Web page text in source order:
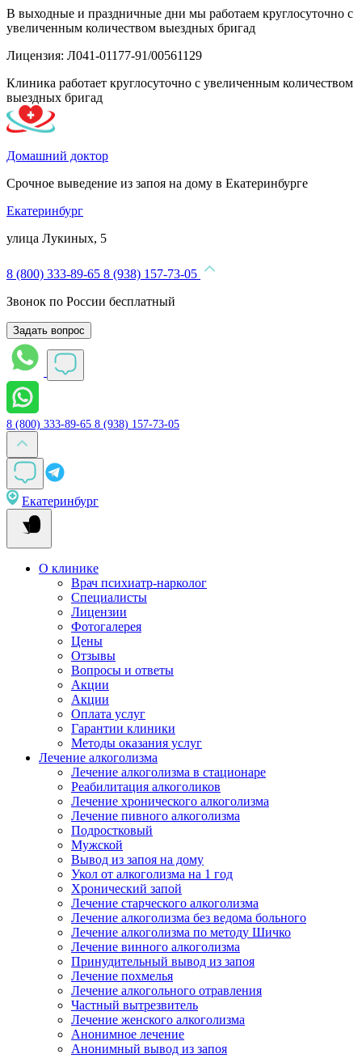
В выходные и праздничные дни мы работаем круглосуточно с
увеличенным количеством выездных бригад
Лицензия: Л041-01177-91/00561129
Клиника работает круглосуточно с увеличенным количеством
выездных бригад
Домашний доктор
Срочное выведение из запоя на дому в Екатеринбурге
Екатеринбург
улица Лукиных, 5
8 (800) 333-89-65 8 (938) 157-73-05
Звонок по России бесплатный
Задать вопрос
8 (800) 333-89-65 8 (938) 157-73-05
Екатеринбург
О клинике
Врач психиатр-нарколог
Специалисты
Лицензии
Фотогалерея
Цены
Отзывы
Вопросы и ответы
Акции
Акции
Оплата услуг
Гарантии клиники
Методы оказания услуг
Лечение алкоголизма
Лечение алкоголизма в стационаре
Реабилитация алкоголиков
Лечение хронического алкоголизма
Лечение пивного алкоголизма
Подростковый
Мужской
Вывод из запоя на дому
Укол от алкоголизма на 1 год
Хронический запой
Лечение старческого алкоголизма
Лечение алкоголизма без ведома больного
Лечение алкоголизма по методу Шичко
Лечение винного алкоголизма
Принудительный вывод из запоя
Лечение похмелья
Лечение алкогольного отравления
Частный вытрезвитель
Лечение женского алкоголизма
Анонимное лечение
Анонимный вывод из запоя